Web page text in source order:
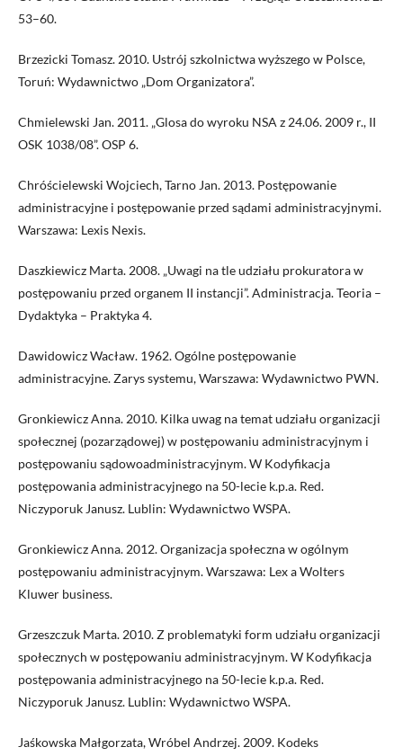
53–60.
Brzezicki Tomasz. 2010. Ustrój szkolnictwa wyższego w Polsce,
Toruń: Wydawnictwo „Dom Organizatora”.
Chmielewski Jan. 2011. „Glosa do wyroku NSA z 24.06. 2009 r., II
OSK 1038/08”. OSP 6.
Chróścielewski Wojciech, Tarno Jan. 2013. Postępowanie
administracyjne i postępowanie przed sądami administracyjnymi.
Warszawa: Lexis Nexis.
Daszkiewicz Marta. 2008. „Uwagi na tle udziału prokuratora w
postępowaniu przed organem II instancji”. Administracja. Teoria –
Dydaktyka – Praktyka 4.
Dawidowicz Wacław. 1962. Ogólne postępowanie
administracyjne. Zarys systemu, Warszawa: Wydawnictwo PWN.
Gronkiewicz Anna. 2010. Kilka uwag na temat udziału organizacji
społecznej (pozarządowej) w postępowaniu administracyjnym i
postępowaniu sądowoadministracyjnym. W Kodyfikacja
postępowania administracyjnego na 50-lecie k.p.a. Red.
Niczyporuk Janusz. Lublin: Wydawnictwo WSPA.
Gronkiewicz Anna. 2012. Organizacja społeczna w ogólnym
postępowaniu administracyjnym. Warszawa: Lex a Wolters
Kluwer business.
Grzeszczuk Marta. 2010. Z problematyki form udziału organizacji
społecznych w postępowaniu administracyjnym. W Kodyfikacja
postępowania administracyjnego na 50-lecie k.p.a. Red.
Niczyporuk Janusz. Lublin: Wydawnictwo WSPA.
Jaśkowska Małgorzata, Wróbel Andrzej. 2009. Kodeks